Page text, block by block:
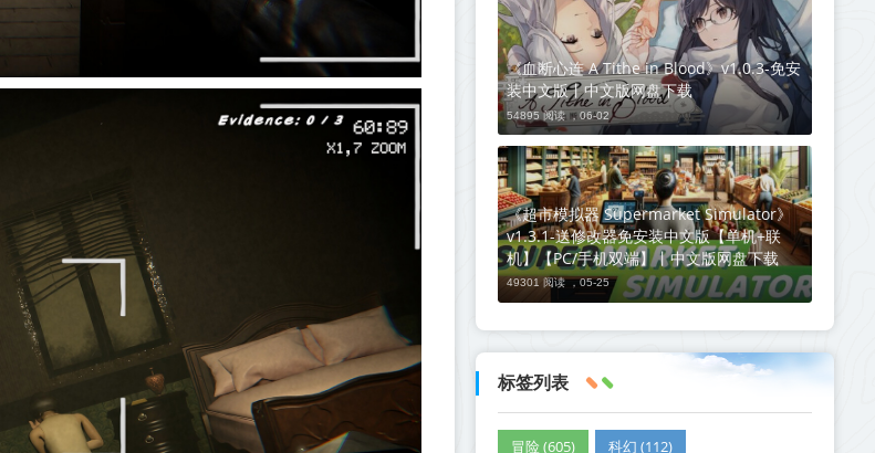
《血断心连 A Tithe in Blood》v1.0.3-免安
装中文版丨中文版网盘下载
54895 阅读 ，06-02
《超市模拟器 Supermarket Simulator》
v1.3.1-送修改器免安装中文版【单机+联
机】【PC/手机双端】丨中文版网盘下载
49301 阅读 ，05-25
标签列表
冒险 (605) 科幻 (112)